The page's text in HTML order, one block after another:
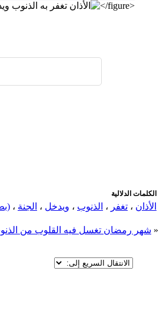
<figure class="image">
</figure>
الكلمات الدلالية
الأذان ، تغفر ، الذنوب ، ويدخل ، الجنة ،
« شهر رمضان تغسل فيه القلوب من